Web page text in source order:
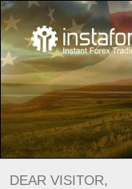
Асосий
ДЕМО-
DEAR VISITOR,